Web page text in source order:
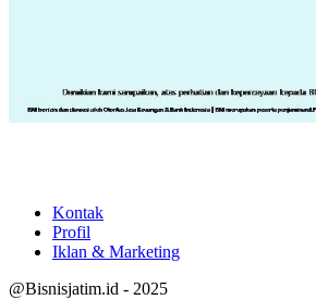
Kontak
Profil
Iklan & Marketing
@Bisnisjatim.id - 2025